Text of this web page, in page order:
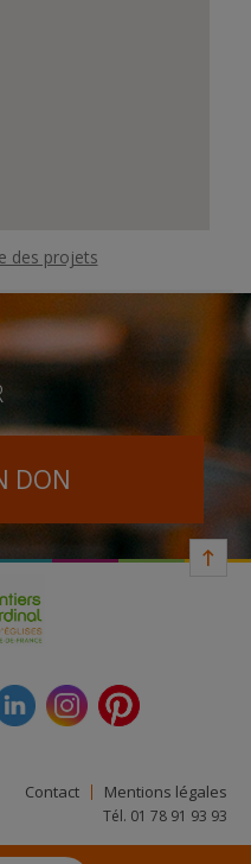
des projets
DON
linkedin instagram
Contact Mentions légales
Tél. 01 78 91 93 93